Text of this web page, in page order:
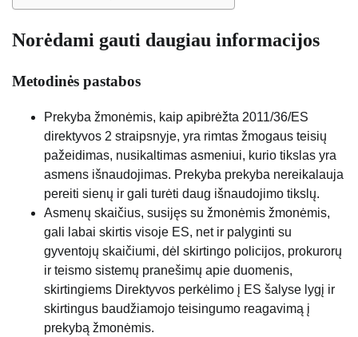
Norėdami gauti daugiau informacijos
Metodinės pastabos
Prekyba žmonėmis, kaip apibrėžta 2011/36/ES
direktyvos 2 straipsnyje, yra rimtas žmogaus teisių
pažeidimas, nusikaltimas asmeniui, kurio tikslas yra
asmens išnaudojimas. Prekyba prekyba nereikalauja
pereiti sienų ir gali turėti daug išnaudojimo tikslų.
Asmenų skaičius, susijęs su žmonėmis žmonėmis,
gali labai skirtis visoje ES, net ir palyginti su
gyventojų skaičiumi, dėl skirtingo policijos, prokurorų
ir teismo sistemų pranešimų apie duomenis,
skirtingiems Direktyvos perkėlimo į ES šalyse lygį ir
skirtingus baudžiamojo teisingumo reagavimą į
prekybą žmonėmis.